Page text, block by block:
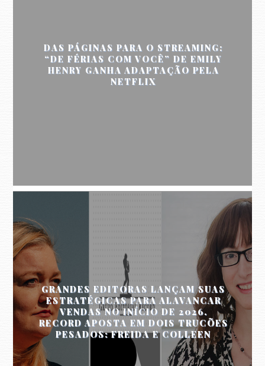
DAS PÁGINAS PARA O STREAMING:
“DE FÉRIAS COM VOCÊ” DE EMILY
HENRY GANHA ADAPTAÇÃO PELA
NETFLIX
GRANDES EDITORAS LANÇAM SUAS
ESTRATÉGICAS PARA ALAVANCAR
VENDAS NO INÍCIO DE 2026.
RECORD APOSTA EM DOIS TRUCÕES
PESADOS: FREIDA E COLLEEN